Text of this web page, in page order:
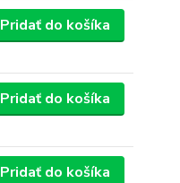
Pridať do košíka
Pridať do košíka
Pridať do košíka